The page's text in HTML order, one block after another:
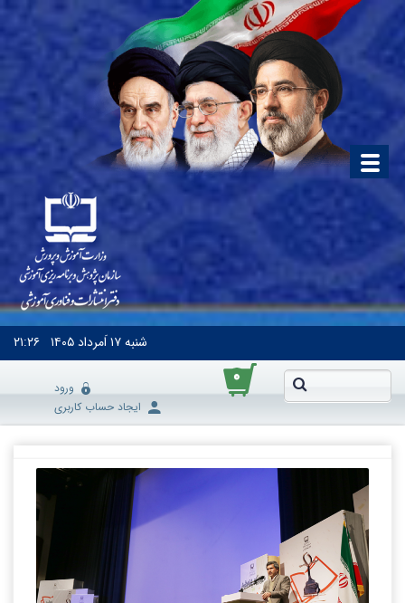
شنبه۱۷ اَمرداد ۱۴۰۵ ۲۱:۲۶
۰
ورود
ایجاد حساب کاربری